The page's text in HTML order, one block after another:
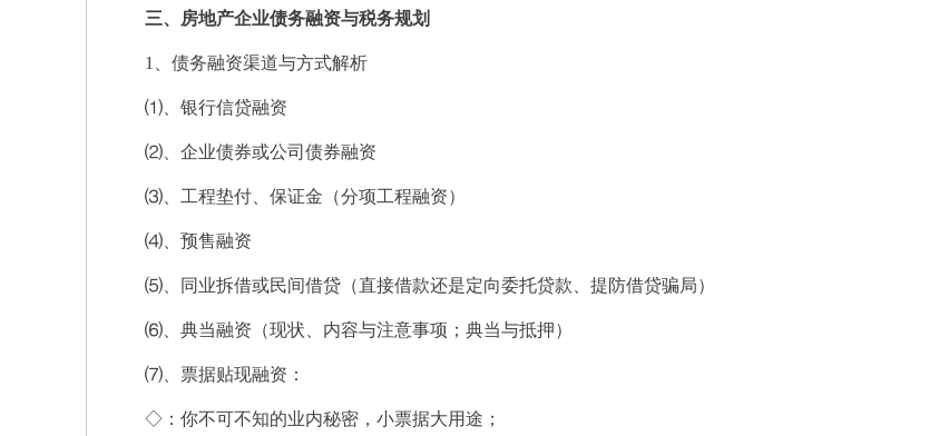
三、房地产企业债务融资与税务规划
1、债务融资渠道与方式解析
⑴、银行信贷融资
⑵、企业债券或公司债券融资
⑶、工程垫付、保证金（分项工程融资）
⑷、预售融资
⑸、同业拆借或民间借贷（直接借款还是定向委托贷款、提防借贷骗局）
⑹、典当融资（现状、内容与注意事项；典当与抵押）
⑺、票据贴现融资：
◇：你不可不知的业内秘密，小票据大用途；